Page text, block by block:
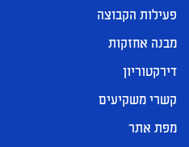
פעילות הקבוצה
מבנה אחזקות
דירקטוריון
קשרי משקיעים
מפת אתר